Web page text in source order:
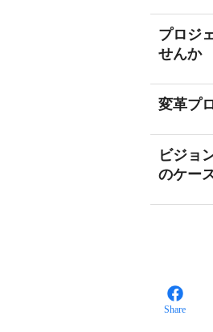
プロジ
せんか
変革プ
ビジョ
のケー
Share